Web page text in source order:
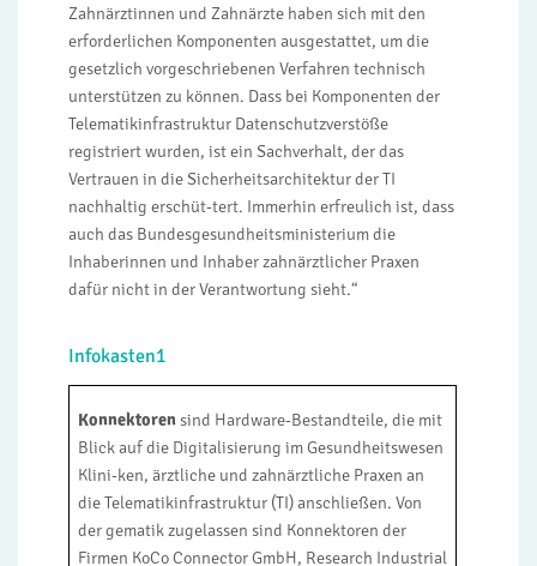
Zahnärztinnen und Zahnärzte haben sich mit den
erforderlichen Komponenten ausgestattet, um die
gesetzlich vorgeschriebenen Verfahren technisch
unterstützen zu können. Dass bei Komponenten der
Telematikinfrastruktur Datenschutzverstöße
registriert wurden, ist ein Sachverhalt, der das
Vertrauen in die Sicherheitsarchitektur der TI
nachhaltig erschüt-tert. Immerhin erfreulich ist, dass
auch das Bundesgesundheitsministerium die
Inhaberinnen und Inhaber zahnärztlicher Praxen
dafür nicht in der Verantwortung sieht.“
Infokasten1
Konnektorensind Hardware-Bestandteile, die mit
Blick auf die Digitalisierung im Gesundheitswesen
Klini-ken, ärztliche und zahnärztliche Praxen an
die Telematikinfrastruktur (TI) anschließen. Von
der gematik zugelassen sind Konnektoren der
Firmen KoCo Connector GmbH, Research Industrial